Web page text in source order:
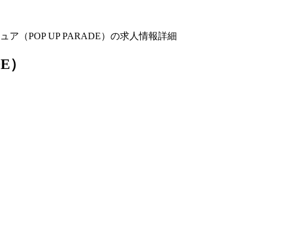
ア（POP UP PARADE）の求人情報詳細
）